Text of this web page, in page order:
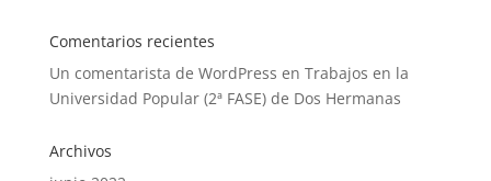
Comentarios recientes
Un comentarista de WordPress en Trabajos en la
Universidad Popular (2ª FASE) de Dos Hermanas
Archivos